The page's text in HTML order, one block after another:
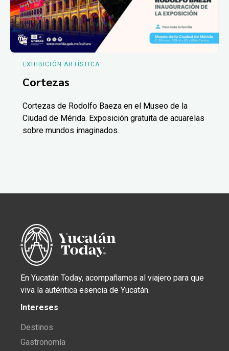
EXHIBICIÓN ARTÍSTICA
Cortezas
Cortezas de Rodolfo Baeza en el Museo de la
Ciudad de Mérida. Exposición gratuita de acuarelas
sobre mundos imaginados.
En Yucatán Today, acompañamos al viajero para que
viva la auténtica esencia de Yucatán.
Intereses
Destinos
Gastronomía